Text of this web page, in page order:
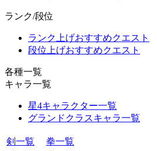
ランク/段位
ランク上げおすすめクエスト
段位上げおすすめクエスト
各種一覧
キャラ一覧
星4キャラクター一覧
グランドクラスキャラ一覧
剣一覧
拳一覧